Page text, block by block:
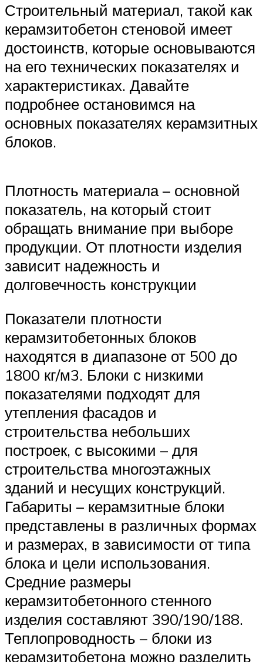
Строительный материал, такой как
керамзитобетон стеновой имеет
достоинств, которые основываются
на его технических показателях и
характеристиках. Давайте
подробнее остановимся на
основных показателях керамзитных
блоков.
Плотность материала – основной
показатель, на который стоит
обращать внимание при выборе
продукции. От плотности изделия
зависит надежность и
долговечность конструкции
Показатели плотности
керамзитобетонных блоков
находятся в диапазоне от 500 до
1800 кг/м3. Блоки с низкими
показателями подходят для
утепления фасадов и
строительства небольших
построек, с высокими – для
строительства многоэтажных
зданий и несущих конструкций.
Габариты – керамзитные блоки
представлены в различных формах
и размерах, в зависимости от типа
блока и цели использования.
Средние размеры
керамзитобетонного стенного
изделия составляют 390/190/188.
Теплопроводность – блоки из
керамзитобетона можно разделить